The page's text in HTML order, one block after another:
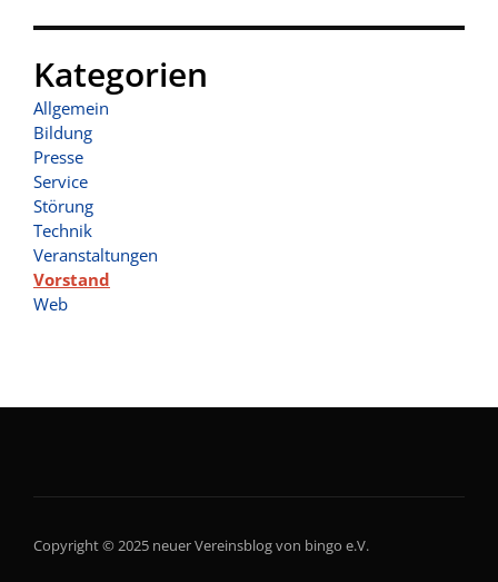
Kategorien
Allgemein
Bildung
Presse
Service
Störung
Technik
Veranstaltungen
Vorstand
Web
Copyright © 2025 neuer Vereinsblog von bingo e.V.